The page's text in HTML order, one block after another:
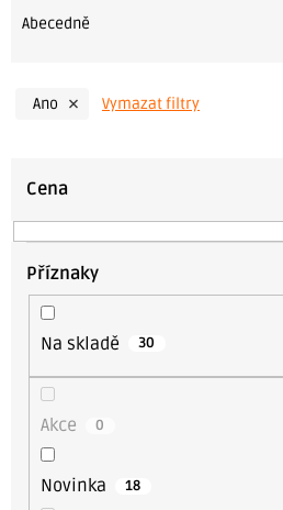
d
u
Abecedně
Ano Vymazat filtry
Cena
Příznaky
Na skladě 30
Akce 0
Novinka 18